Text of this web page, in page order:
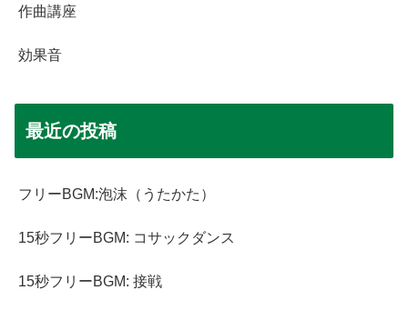
作曲講座
効果音
最近の投稿
フリーBGM:泡沫（うたかた）
15秒フリーBGM: コサックダンス
15秒フリーBGM: 接戦